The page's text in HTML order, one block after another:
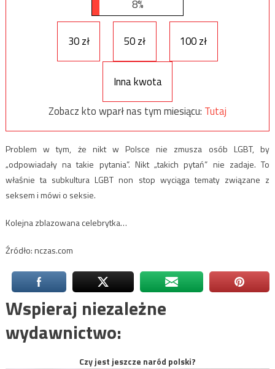
8%
30 zł 50 zł 100 zł
Inna kwota
Zobacz kto wparł nas tym miesiącu: Tutaj
Problem w tym, że nikt w Polsce nie zmusza osób LGBT, by
„odpowiadały na takie pytania”. Nikt „takich pytań” nie zadaje. To
właśnie ta subkultura LGBT non stop wyciąga tematy związane z
seksem i mówi o seksie.
Kolejna zblazowana celebrytka…
Źródło: nczas.com
Wspieraj niezależne
wydawnictwo:
Czy jest jeszcze naród polski?